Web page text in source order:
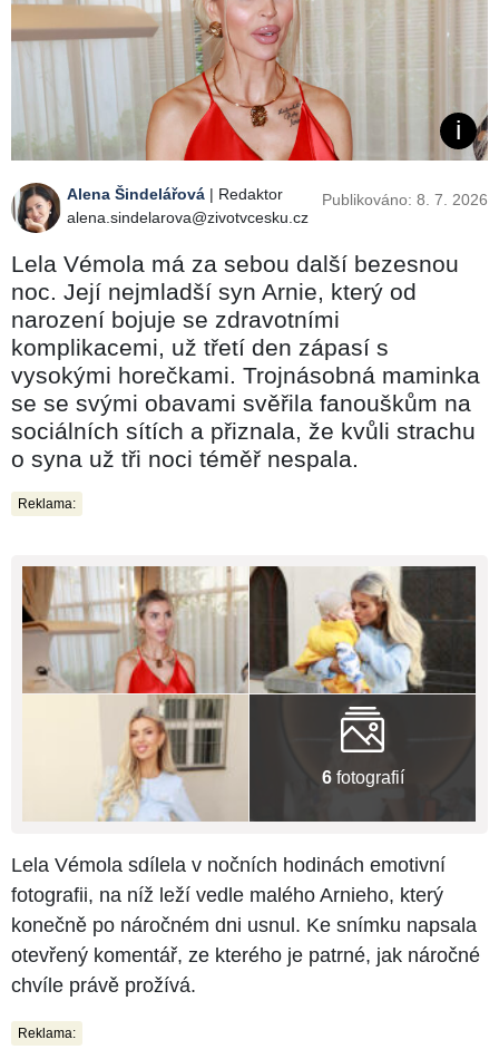
Alena Šindelářová | Redaktor
alena.sindelarova@zivotvcesku.cz
Publikováno: 8. 7. 2026
Lela Vémola má za sebou další bezesnou
noc. Její nejmladší syn Arnie, který od
narození bojuje se zdravotními
komplikacemi, už třetí den zápasí s
vysokými horečkami. Trojnásobná maminka
se se svými obavami svěřila fanouškům na
sociálních sítích a přiznala, že kvůli strachu
o syna už tři noci téměř nespala.
Reklama:
6fotografií
Lela Vémola sdílela v nočních hodinách emotivní
fotografii, na níž leží vedle malého Arnieho, který
konečně po náročném dni usnul. Ke snímku napsala
otevřený komentář, ze kterého je patrné, jak náročné
chvíle právě prožívá.
Reklama: